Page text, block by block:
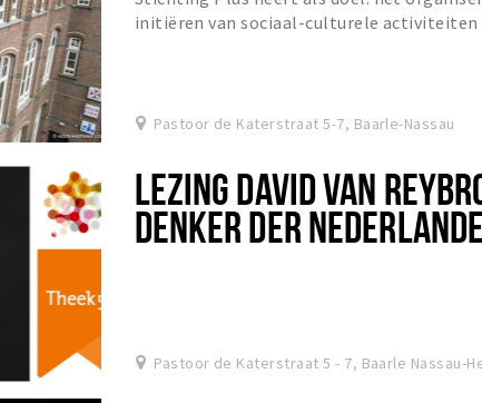
initiëren van sociaal-culturele activiteiten
Pastoor de Katerstraat 5-7, Baarle-Nassau
LEZING DAVID VAN
DENKER DER
Pastoor de Katerstraat 5 - 7, Baarle Nassau-